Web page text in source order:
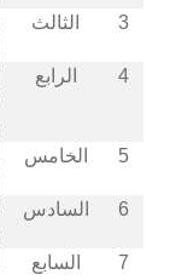
3 الثالث
4 الرابع
5 الخامس
6 السادس
7 السابع